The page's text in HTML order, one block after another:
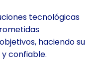
tecnológicas
haciendo su
confiable.